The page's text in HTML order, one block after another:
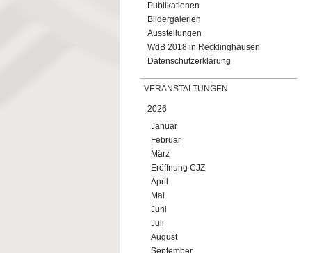
Publikationen
Bildergalerien
Ausstellungen
WdB 2018 in Recklinghausen
Datenschutzerklärung
VERANSTALTUNGEN
2026
Januar
Februar
März
Eröffnung CJZ
April
Mai
Juni
Juli
August
September